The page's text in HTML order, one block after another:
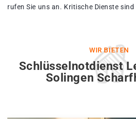
rufen Sie uns an. Kritische Dienste
WIR BIETEN
Schlüsselnotdienst
Solingen